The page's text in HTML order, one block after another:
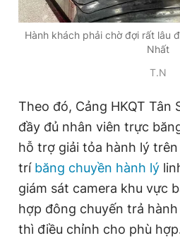
Hành khách phải chờ đợi rất lâu
Nhất
T.N
Theo đó, Cảng HKQT Tân
đầy đủ nhân viên trực
hỗ trợ giải tỏa hành lý
trí băng chuyền hành lý
giám sát camera khu vực
hợp đông chuyến trả
thì điều chỉnh cho phù